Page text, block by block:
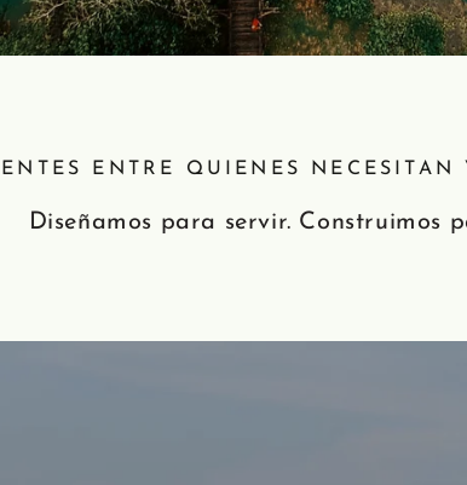
ENTRE QUIENES
Diseñamos para servir. Construimos